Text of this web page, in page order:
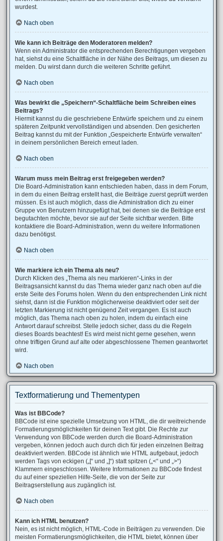
wurdest.
Nach oben
Wie kann ich Beiträge den Moderatoren melden?
Wenn ein Administrator die entsprechenden Berechtigungen vergeben
hat, siehst du eine Schaltfläche in der Nähe des Beitrags, um diesen zu
melden. Du wirst dann durch die weiteren Schritte geführt.
Nach oben
Was bewirkt die „Speichern“-Schaltfläche beim Schreiben eines
Beitrags?
Hiermit kannst du die geschriebene Entwürfe speichern und zu einem
späteren Zeitpunkt vervollständigen und absenden. Den gesicherten
Beitrag kannst du mit der Funktion „Gespeicherte Entwürfe verwalten“
in deinem persönlichen Bereich erneut laden.
Nach oben
Warum muss mein Beitrag erst freigegeben werden?
Die Board-Administration kann entschieden haben, dass in dem Forum,
in dem du einen Beitrag erstellt hast, die Beiträge zuerst geprüft werden
müssen. Es ist auch möglich, dass die Administration dich zu einer
Gruppe von Benutzern hinzugefügt hat, bei denen sie die Beiträge erst
begutachten möchte, bevor sie auf der Seite sichtbar werden. Bitte
kontaktiere die Board-Administration, wenn du weitere Informationen
dazu benötigst.
Nach oben
Wie markiere ich ein Thema als neu?
Durch Klicken des „Thema als neu markieren“-Links in der
Beitragsansicht kannst du das Thema wieder ganz nach oben auf die
erste Seite des Forums holen. Wenn du den entsprechenden Link nicht
siehst, dann ist die Funktion möglicherweise deaktiviert oder seit der
letzten Markierung ist nicht genügend Zeit vergangen. Es ist auch
möglich, das Thema nach oben zu holen, indem du einfach eine
Antwort darauf schreibst. Stelle jedoch sicher, dass du die Regeln
dieses Boards beachtest! Es wird meist nicht gerne gesehen, wenn
ohne triftigen Grund auf alte oder abgeschlossene Themen geantwortet
wird.
Nach oben
Textformatierung und Thementypen
Was ist BBCode?
BBCode ist eine spezielle Umsetzung von HTML, die dir weitreichende
Formatierungsmöglichkeiten für deinen Text gibt. Die Rechte zur
Verwendung von BBCode werden durch die Board-Administration
vergeben, können jedoch auch durch dich für jeden einzelnen Beitrag
deaktiviert werden. BBCode ist ähnlich wie HTML aufgebaut, jedoch
werden Tags von eckigen („[“ und „]“) statt spitzen („<“ und „>“)
Klammern eingeschlossen. Weitere Informationen zu BBCode findest
du auf einer speziellen Hilfe-Seite, die von der Seite zur
Beitragserstellung aus zugänglich ist.
Nach oben
Kann ich HTML benutzen?
Nein, es ist nicht möglich, HTML-Code in Beiträgen zu verwenden. Die
meisten Formatierungsmöglichkeiten, die HTML bietet, können über